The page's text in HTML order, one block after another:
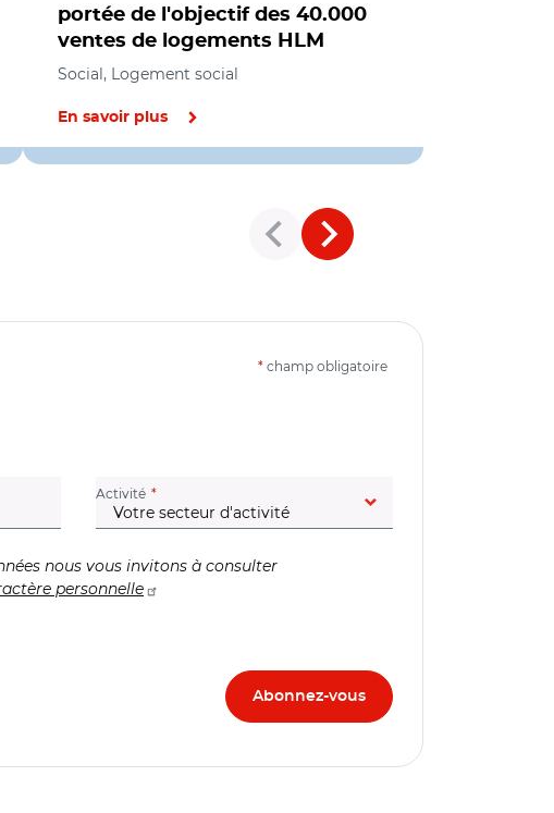
portée de l'objectif des 40.000
ventes de logements HLM
Social, Logement social
En savoir plus
* champ obligatoire
Activité (champ obligatoire)
nous vous invitons à consulter
personnelle